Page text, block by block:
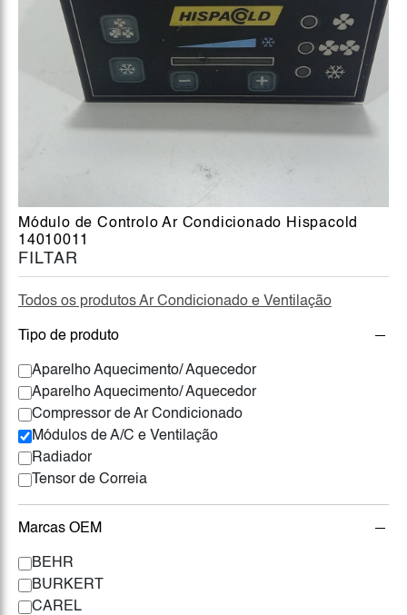
FILTAR
Todos os produtos Ar Condicionado e Ventilação
Tipo de produto
Aparelho Aquecimento/ Aquecedor
Aparelho Aquecimento/ Aquecedor
Compressor de Ar Condicionado
Módulos de A/C e Ventilação
Radiador
Tensor de Correia
Marcas OEM
BEHR
BURKERT
CAREL
Módulo de Controlo Ar Condicionado Hispacold
14010011